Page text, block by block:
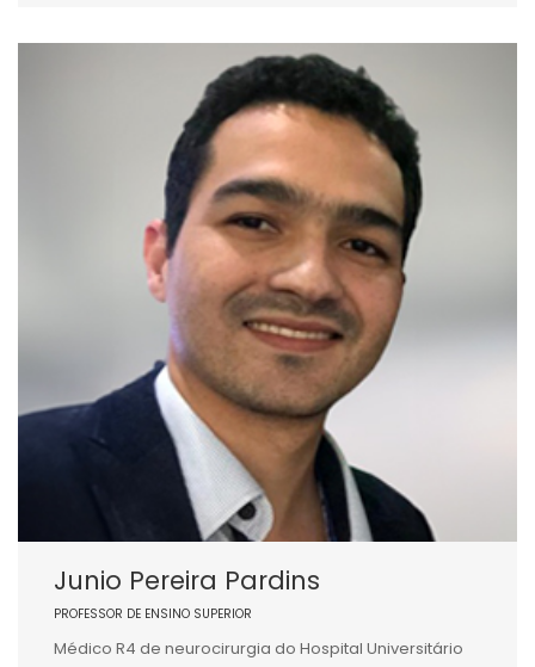
Junio Pereira Pardins
PROFESSOR DE ENSINO SUPERIOR
Médico R4 de neurocirurgia do Hospital Universitário